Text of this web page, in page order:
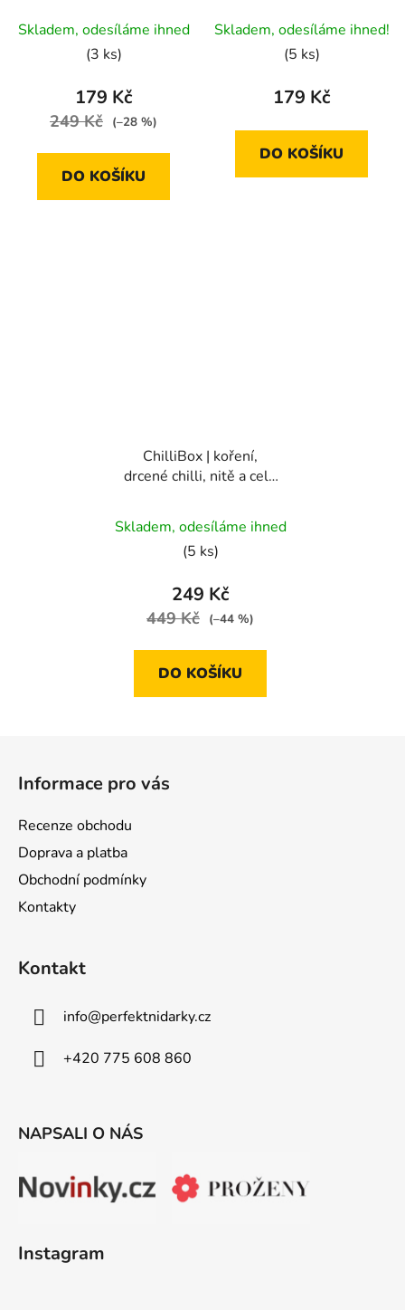
Skladem, odesíláme ihned
(3 ks)
179 Kč
249 Kč (–28 %)
DO KOŠÍKU
hodnocení
produktu
je
z
5
Skladem, odesíláme ihned!
(5 ks)
179 Kč
DO KOŠÍKU
ChilliBox | koření,
drcené chilli, nitě a celé
hodnocení
produktu
je
5,0
hvězdiček.
Skladem, odesíláme ihned
(5 ks)
249 Kč
449 Kč (–44 %)
DO KOŠÍKU
Informace pro vás
Recenze obchodu
Doprava a platba
Obchodní podmínky
Kontakty
Kontakt
info@perfektnidarky.cz
+420 775 608 860
NAPSALI O NÁS
Instagram